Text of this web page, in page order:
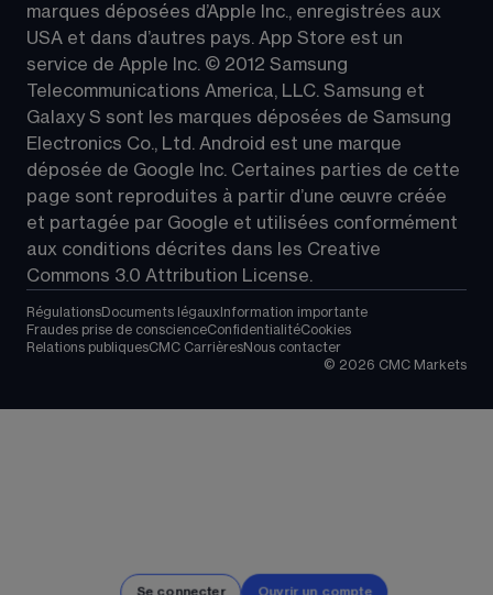
Se connecter Ouvrir un compte
marques déposées d’Apple Inc., enregistrées aux
USA et dans d’autres pays. App Store est un
service de Apple Inc. © 2012 Samsung
Telecommunications America, LLC. Samsung et
Galaxy S sont les marques déposées de Samsung
Electronics Co., Ltd. Android est une marque
déposée de Google Inc. Certaines parties de cette
page sont reproduites à partir d’une œuvre créée
et partagée par Google et utilisées conformément
aux conditions décrites dans les Creative
Commons 3.0 Attribution License.
RégulationsDocuments légaux Information importante
Fraudes prise de conscienceConfidentialitéCookies
Relations publiquesCMC CarrièresNous contacter
© 2026 CMC Markets